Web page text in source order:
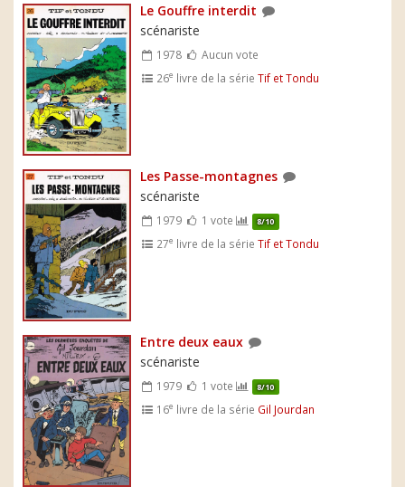
Le Gouffre interdit
scénariste
1978
Aucun vote
26e livre de la sérieTif et Tondu
Les Passe-montagnes
scénariste
1979 1 vote 8/10
27e livre de la sérieTif et Tondu
Entre deux eaux
scénariste
1979 1 vote 8/10
16e livre de la série Gil Jourdan